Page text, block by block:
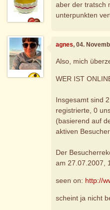
aber der tratsch
unterpunkten
agnes, 04.
Also, mich
WER IST
Insgesamt sind
registrierte, 0
(basierend auf
aktiven
Der
am 27.07.2007,
seen on: http://
scheint ja nicht